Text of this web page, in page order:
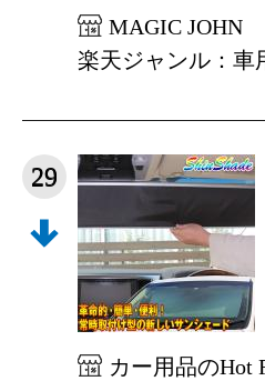
MAGIC JOHN
楽天ジャンル：車
29
カー用品のHot